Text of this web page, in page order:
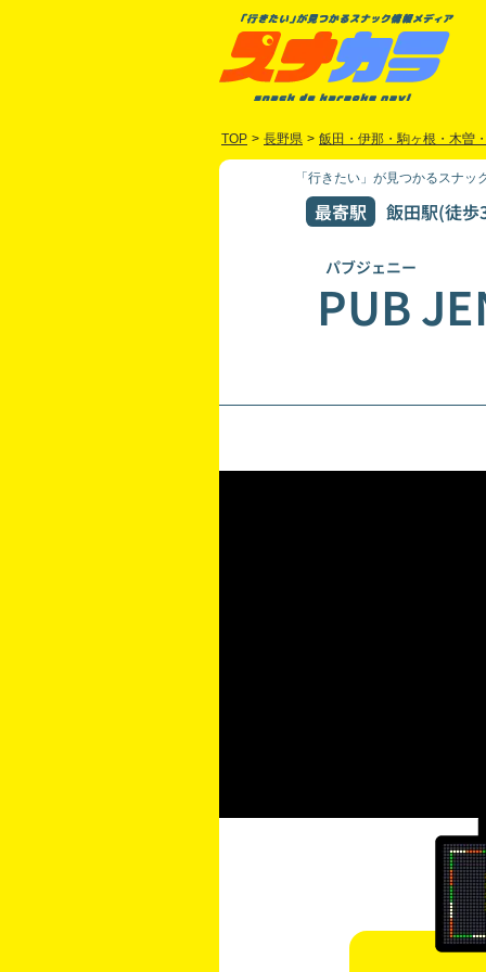
TOP > 長野県 > 飯田・伊那・駒ヶ根・木曽
「行きたい」が見つかるスナッ
最寄駅 飯田駅(徒歩
パブジェニー
PUB